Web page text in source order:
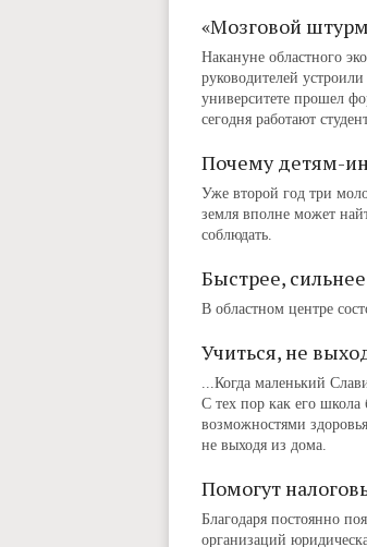
«Мозговой
Накануне областного
руководителей
университете прошел
сегодня работают
Почему детям-
Уже второй год три
земля вполне может
соблюдать.
Быстрее,
В областном центре
Учиться, не
...Когда маленький
С тех пор как его
возможностями
не выходя из дома.
Помогут
Благодаря постоянно
организаций